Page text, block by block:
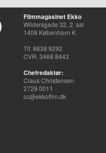
Filmmagasinet Ekko
Wildersgade 32, 2. sal
1408 København K
Tlf. 8838 9292
CVR. 3468 8443
Chefredaktør:
Claus Christensen
2729 0011
cc@ekkofilm.dk